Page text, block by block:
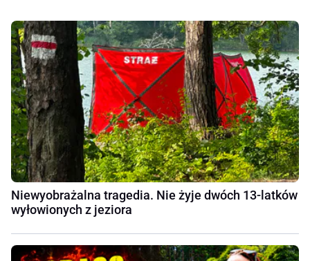
Niewyobrażalna tragedia. Nie żyje dwóch 13-latków
wyłowionych z jeziora